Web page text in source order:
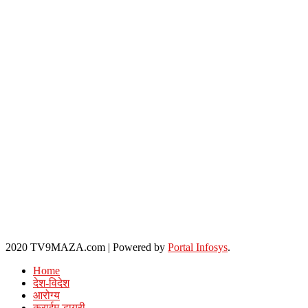
2020 TV9MAZA.com | Powered by Portal Infosys.
Home
देश-विदेश
आरोग्य